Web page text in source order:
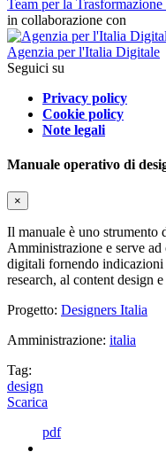
Team per la
in collaborazione con
Agenzia per l'Italia Digitale
Seguici su
Privacy policy
Cookie policy
Note legali
Manuale operativo di
×
Il manuale è uno strumento
Amministrazione e serve
digitali fornendo indicazioni
research, al content design
Progetto: Designers Italia
Amministrazione: italia
Tag:
design
Scarica
pdf